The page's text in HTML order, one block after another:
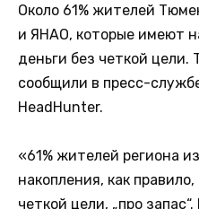
Около 61% жителей
и ЯНАО, которые имеют
деньги без четкой цели.
сообщили в пресс-
HeadHunter.
«61% жителей региона
накопления, как
четкой цели, „про